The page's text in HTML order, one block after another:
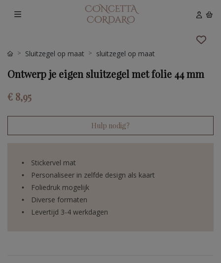
Sluitzegel op maat sluitzegel op maat
Ontwerp je eigen sluitzegel met folie 44 mm
€ 8,95
Hulp nodig?
Stickervel mat
Personaliseer in zelfde design als kaart
Foliedruk mogelijk
Diverse formaten
Levertijd 3-4 werkdagen